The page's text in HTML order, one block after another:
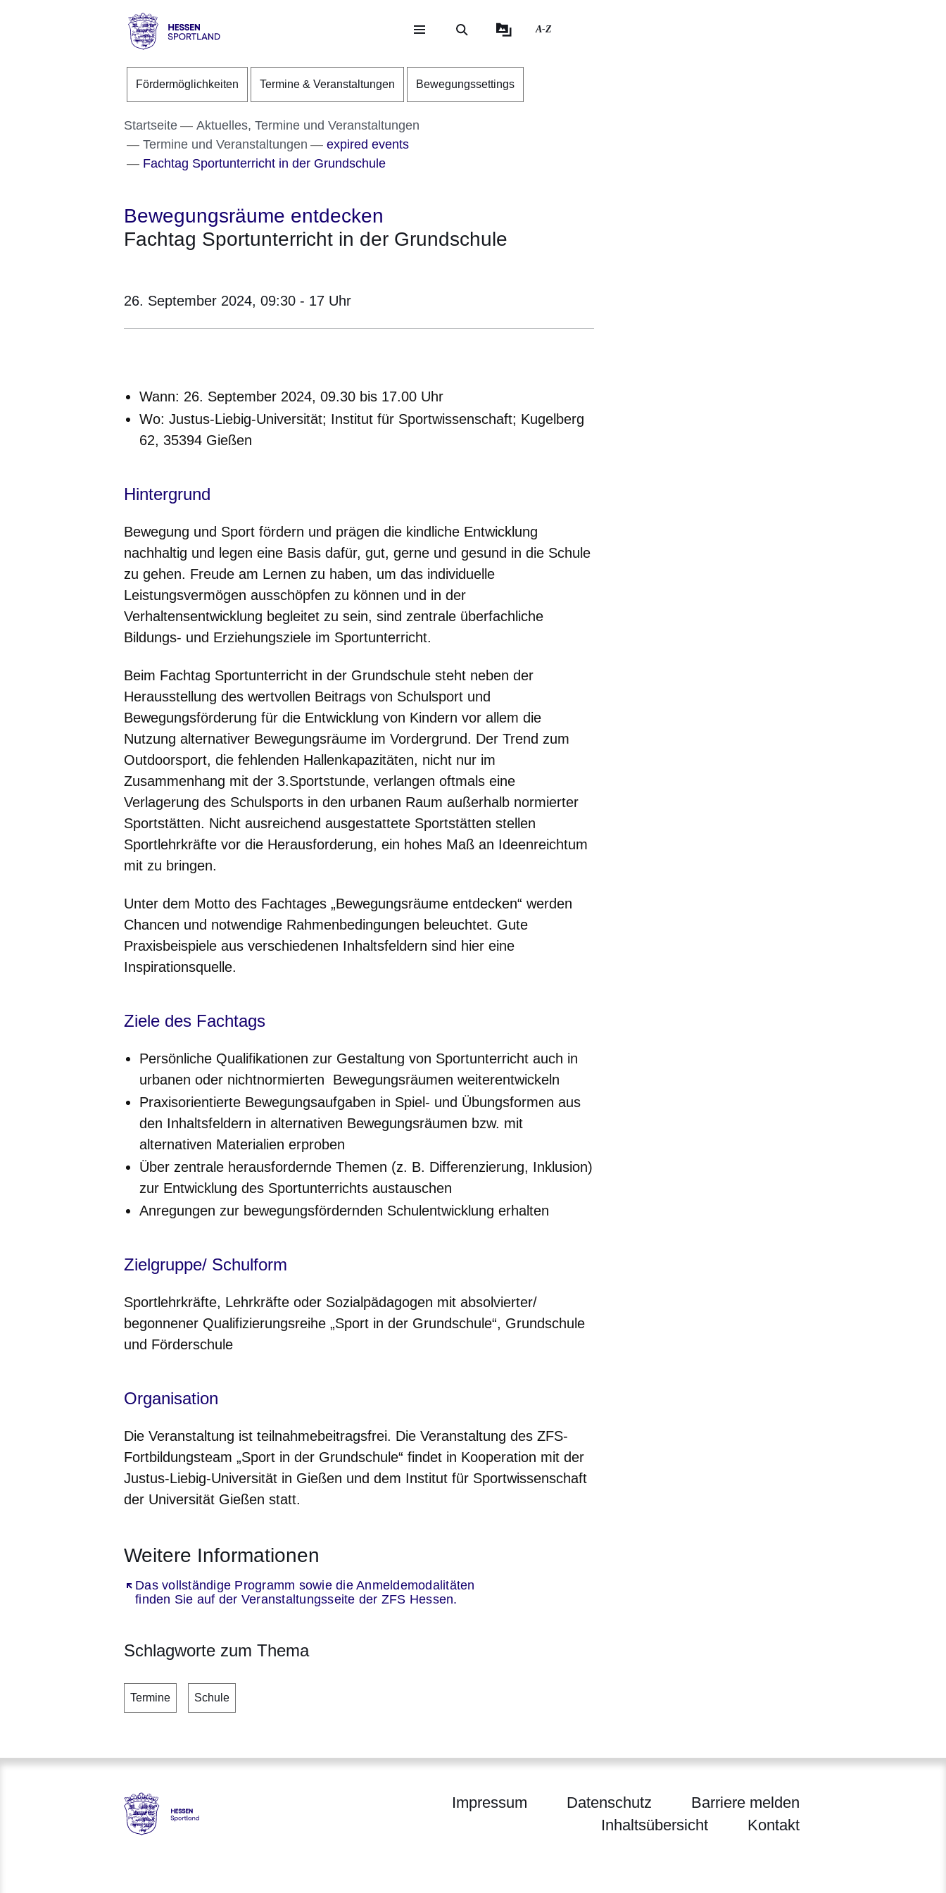
Direkt zum Kopf der Seite
Direkt zum Inhalt
Direkt zum Fuß der Seite
Sportland
A-Z
Fördermöglichkeiten Termine & Veranstaltungen Bewegungssettings
Startseite
Aktuelles, Termine und Veranstaltungen
Termine und Veranstaltungen
expired events
Fachtag Sportunterricht in der Grundschule
Bewegungsräume entdecken
Fachtag Sportunterricht in der Grundschule
26. September 2024, 09:30 - 17 Uhr
Wann: 26. September 2024, 09.30 bis 17.00 Uhr
Wo: Justus-Liebig-Universität; Institut für Sportwissenschaft; Kugelberg
62, 35394 Gießen
Hintergrund
Bewegung und Sport fördern und prägen die kindliche Entwicklung
nachhaltig und legen eine Basis dafür, gut, gerne und gesund in die Schule
zu gehen. Freude am Lernen zu haben, um das individuelle
Leistungsvermögen ausschöpfen zu können und in der
Verhaltensentwicklung begleitet zu sein, sind zentrale überfachliche
Bildungs- und Erziehungsziele im Sportunterricht.
Beim Fachtag Sportunterricht in der Grundschule steht neben der
Herausstellung des wertvollen Beitrags von Schulsport und
Bewegungsförderung für die Entwicklung von Kindern vor allem die
Nutzung alternativer Bewegungsräume im Vordergrund. Der Trend zum
Outdoorsport, die fehlenden Hallenkapazitäten, nicht nur im
Zusammenhang mit der 3.Sportstunde, verlangen oftmals eine
Verlagerung des Schulsports in den urbanen Raum außerhalb normierter
Sportstätten. Nicht ausreichend ausgestattete Sportstätten stellen
Sportlehrkräfte vor die Herausforderung, ein hohes Maß an Ideenreichtum
mit zu bringen.
Unter dem Motto des Fachtages „Bewegungsräume entdecken“ werden
Chancen und notwendige Rahmenbedingungen beleuchtet. Gute
Praxisbeispiele aus verschiedenen Inhaltsfeldern sind hier eine
Inspirationsquelle.
Ziele des Fachtags
Persönliche Qualifikationen zur Gestaltung von Sportunterricht auch in
urbanen oder nichtnormierten Bewegungsräumen weiterentwickeln
Praxisorientierte Bewegungsaufgaben in Spiel- und Übungsformen aus
den Inhaltsfeldern in alternativen Bewegungsräumen bzw. mit
alternativen Materialien erproben
Über zentrale herausfordernde Themen (z. B. Differenzierung, Inklusion)
zur Entwicklung des Sportunterrichts austauschen
Anregungen zur bewegungsfördernden Schulentwicklung erhalten
Zielgruppe/ Schulform
Sportlehrkräfte, Lehrkräfte oder Sozialpädagogen mit absolvierter/
begonnener Qualifizierungsreihe „Sport in der Grundschule“, Grundschule
und Förderschule
Organisation
Die Veranstaltung ist teilnahmebeitragsfrei. Die Veranstaltung des ZFS-
Fortbildungsteam „Sport in der Grundschule“ findet in Kooperation mit der
Justus-Liebig-Universität in Gießen und dem Institut für Sportwissenschaft
der Universität Gießen statt.
Weitere Informationen
Das vollständige Programm sowie die Anmeldemodalitäten
finden Sie auf der Veranstaltungsseite der ZFS Hessen.
Öffnet sich in einem neuen Fenster
Schlagworte zum Thema
Termine Schule
Impressum Datenschutz
Barriere melden
Inhaltsübersicht
Kontakt